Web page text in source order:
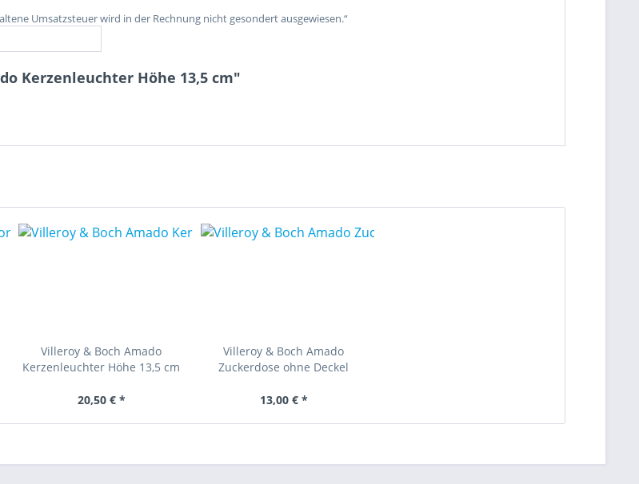
Umsatzsteuer wird in der Rechnung nicht gesondert ausgewiesen.“
Kerzenleuchter Höhe 13,5 cm"
Villeroy & Boch Amado
Kerzenleuchter Höhe 13,5 cm
20,50 € *
Villeroy & Boch Amado
Zuckerdose ohne Deckel
13,00 € *